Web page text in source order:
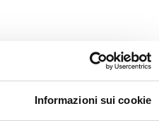
Informazioni sui cookie
alle 21:00